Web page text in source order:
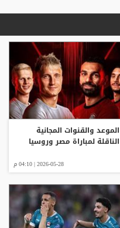
الموعد والقنوات المجانية
الناقلة لمباراة مصر وروسيا
2026-05-28 | 04:10 م